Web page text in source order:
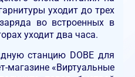
уходит до трех
во встроенных в
уходит два часа.
станцию DOBE для
магазине «Виртуальные